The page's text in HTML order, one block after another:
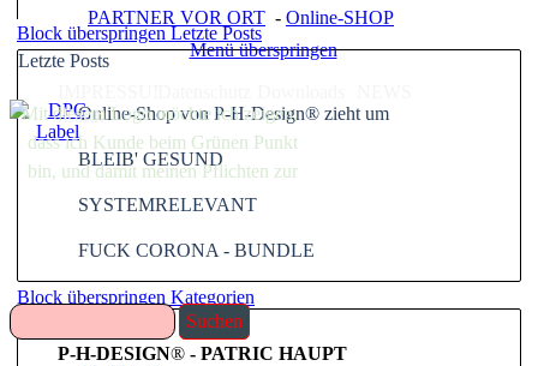
Block überspringen Letzte Posts
Letzte Posts
Online-Shop von P-H-Design® zieht um
BLEIB' GESUND
SYSTEMRELEVANT
FUCK CORONA - BUNDLE
Block überspringen Kategorien
Menü überspringen
.Earth
PARTNER VOR ORT - Online-SHOP
Suchen
P-H-DESIGN®- PATRIC HAUPT
Mit diesem Logo möchte ich zeigen,
dass ich Kunde beim Grünen Punkt
bin, und damit meinen Pflichten zur
Systembeteiligung nach dem
will.